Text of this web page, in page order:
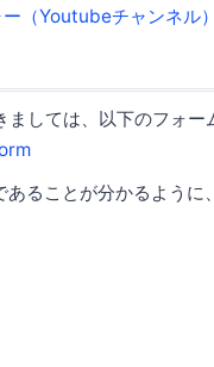
（Youtubeチャンネル）
しては、以下のフォー
ることが分かるように、